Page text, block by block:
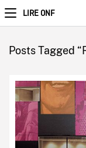
LIRE ONF
Posts Tagged